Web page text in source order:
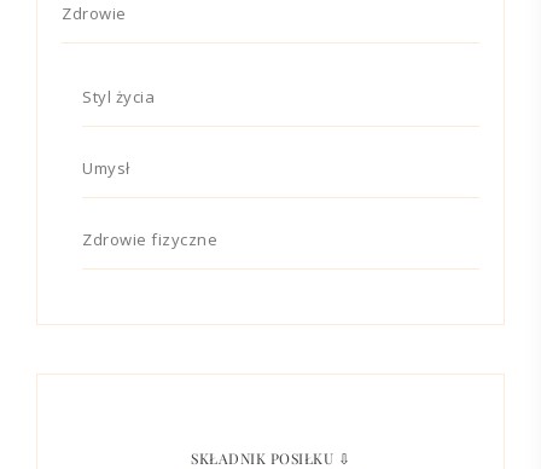
Zdrowie
Styl życia
Umysł
Zdrowie fizyczne
SKŁADNIK POSIŁKU ⇩